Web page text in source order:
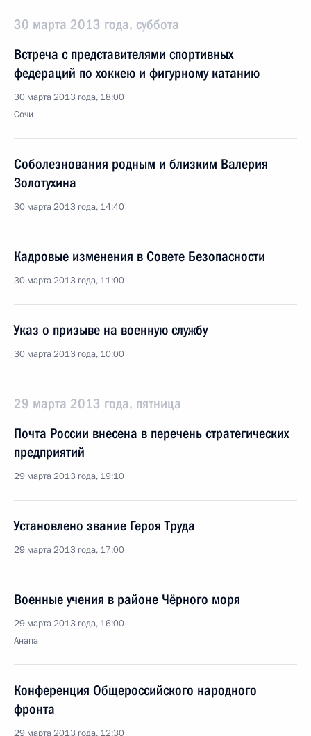
30 марта 2013 года, суббота
Встреча с представителями спортивных
федераций по хоккею и фигурному катанию
30 марта 2013 года, 18:00
Сочи
Соболезнования родным и близким Валерия
Золотухина
30 марта 2013 года, 14:40
Кадровые изменения в Совете Безопасности
30 марта 2013 года, 11:00
Указ о призыве на военную службу
30 марта 2013 года, 10:00
29 марта 2013 года, пятница
Почта России внесена в перечень стратегических
предприятий
29 марта 2013 года, 19:10
Установлено звание Героя Труда
29 марта 2013 года, 17:00
Военные учения в районе Чёрного моря
29 марта 2013 года, 16:00
Анапа
Конференция Общероссийского народного
фронта
29 марта 2013 года, 12:30